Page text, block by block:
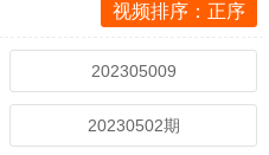
视频排序：正序
202305009
20230502期